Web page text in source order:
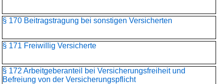
§ 170 Beitragstragung bei sonstigen Versicherten
§ 171 Freiwillig Versicherte
§ 172 Arbeitgeberanteil bei Versicherungsfreiheit und
Befreiung von der Versicherungspflicht